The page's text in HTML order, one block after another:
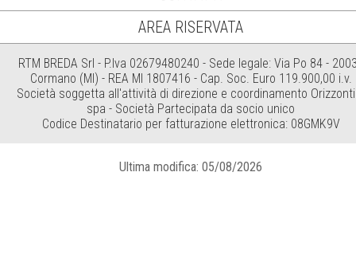
AREA RISERVATA
RTM BREDA Srl - P.Iva 02679480240 - Sede legale: Via Po 84 -
Cormano (MI) - REA MI 1807416 - Cap. Soc. Euro 119.900,00 i.v.
Società soggetta all'attività di direzione e coordinamento
spa - Società Partecipata da socio unico
Codice Destinatario per fatturazione elettronica: 08GMK9V
Ultima modifica: 05/08/2026